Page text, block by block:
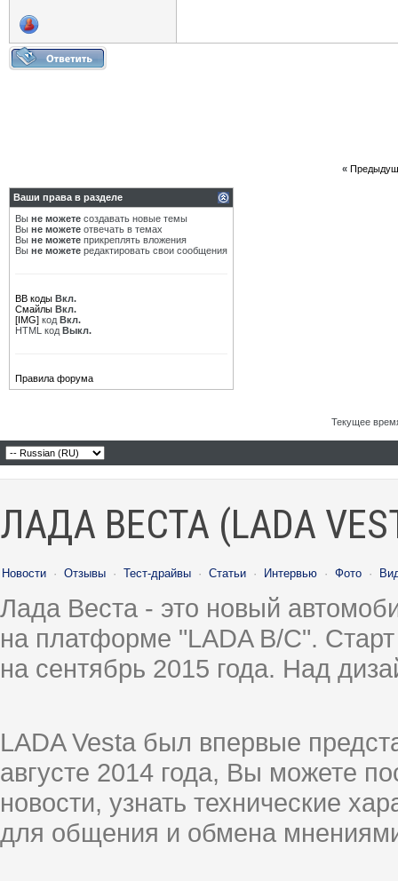
«
Ваши права в разделе
Вы не можете создавать новые темы
Вы не можете отвечать в темах
Вы не можете прикреплять вложения
Вы не можете редактировать свои сообщения
BB коды Вкл.
Смайлы Вкл.
[IMG] код Вкл.
HTML код Выкл.
Правила форума
Текущее
ЛАДА ВЕСТА (LADA
Новости · Отзывы · Тест-драйвы · Статьи · Интервью · Фото ·
Лада Веста - это новый
на платформе "LADA B/C".
на сентябрь 2015 года. Над
LADA Vesta был впервые
августе 2014 года, Вы можете
новости, узнать технические
для общения и обмена